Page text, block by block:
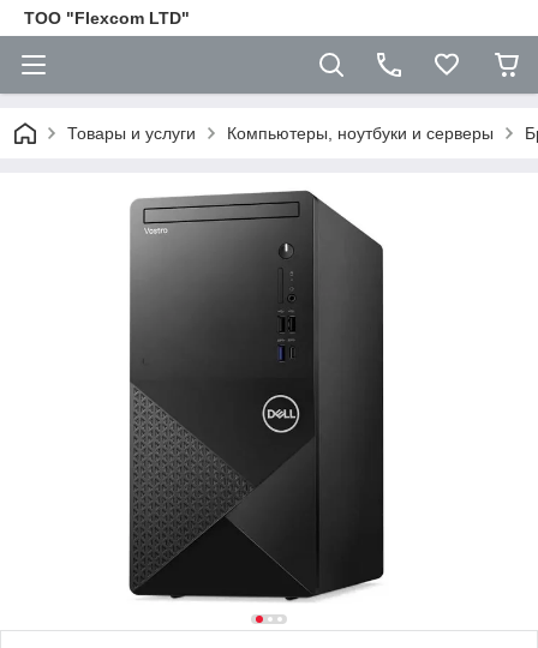
ТОО "Flexcom LTD"
Товары и услуги Компьютеры, ноутбуки и серверы